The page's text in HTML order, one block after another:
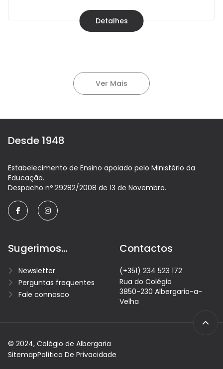
Detalhes
Ver Mais
Desde 1948
Estabelecimento de Ensino apoiado pelo Ministério da
Educação.
Despacho nº 29282/2008 de 13 de Novembro.
facebookinstagram
Sugerimos...
Newsletter
Perguntas frequentes
Fale connosco
Contactos
(+351) 234 523 172
Rua do Colégio
3850-230 Albergaria-a-
Velha
© 2024, Colégio de Albergaria
SitemapPolítica De Privacidade